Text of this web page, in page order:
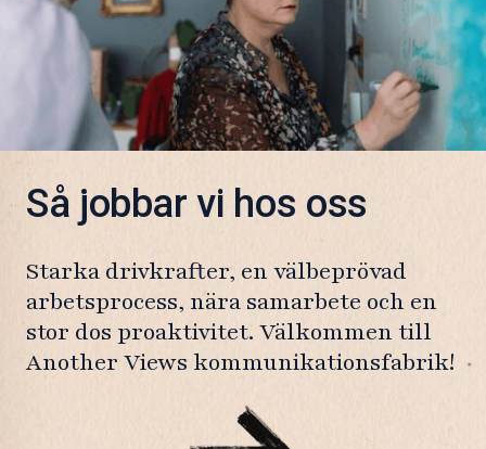
Så jobbar vi hos oss
Starka drivkrafter, en välbeprövad
arbetsprocess, nära samarbete och en
stor dos proaktivitet. Välkommen till
Another Views kommunikationsfabrik!